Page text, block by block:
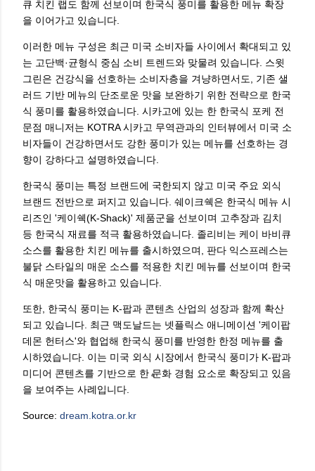
큐 치킨 랩도 함께 선보이며 한국식 풍미를 활용한 메뉴 확장
을 이어가고 있습니다.
이러한 메뉴 구성은 최근 미국 소비자들 사이에서 확대되고 있
는 고단백·균형식 중심 소비 트렌드와 맞물려 있습니다. 스윗
그린은 건강식을 선호하는 소비자층을 겨냥하면서도, 기존 샐
러드 기반 메뉴의 단조로운 맛을 보완하기 위한 전략으로 한국
식 풍미를 활용하였습니다. 시카고에 있는 한 한국식 포케 전
문점 매니저는 KOTRA 시카고 무역관과의 인터뷰에서 미국 소
비자들이 건강하면서도 강한 풍미가 있는 메뉴를 선호하는 경
향이 강하다고 설명하였습니다.
한국식 풍미는 특정 브랜드에 국한되지 않고 미국 주요 외식
브랜드 전반으로 퍼지고 있습니다. 쉐이크쉑은 한국식 메뉴 시
리즈인 '케이쉑(K-Shack)' 제품군을 선보이며 고추장과 김치
등 한국식 재료를 적극 활용하였습니다. 졸리비는 케이 바비큐
소스를 활용한 치킨 메뉴를 출시하였으며, 판다 익스프레스는
불닭 스타일의 매운 소스를 적용한 치킨 메뉴를 선보이며 한국
식 매운맛을 활용하고 있습니다.
또한, 한국식 풍미는 K-팝과 콘텐츠 산업의 성장과 함께 확산
되고 있습니다. 최근 맥도날드는 넷플릭스 애니메이션 '케이팝
데몬 헌터스'와 협업해 한국식 풍미를 반영한 한정 메뉴를 출
시하였습니다. 이는 미국 외식 시장에서 한국식 풍미가 K-팝과
미디어 콘텐츠를 기반으로 한 문화 경험 요소로 확장되고 있음
을 보여주는 사례입니다.
Source: dream.kotra.or.kr